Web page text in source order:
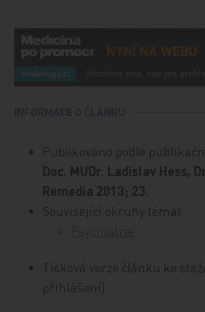
Publikováno podle
Doc. MUDr. Ladislav Hess,
Remedia 2013; 23.
Související okruhy témat:
Tisková verze článku ke
přihlášení)